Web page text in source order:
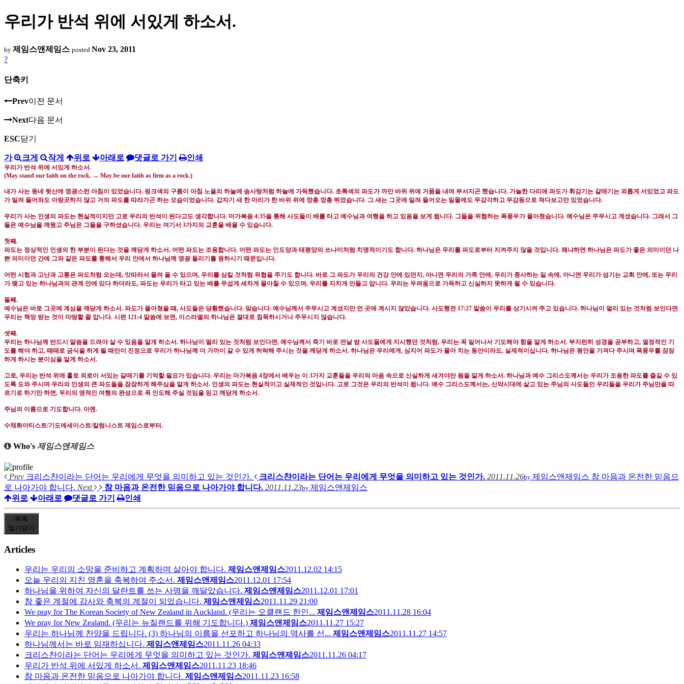
우리가 반석 위에 서있게 하소서.
by 제임스앤제임스 posted Nov 23, 2011
?
단축키
Prev이전 문서
Next다음 문서
ESC닫기
가 크게 작게 위로 아래로 댓글로 가기 인쇄
우리가 반석 위에 서있게 하소서.
(May stand our faith on the rock. → May be our faith as firm as a rock.)
내가 사는 동네 뒷산에 영광스런 아침이 있었습니다. 핑크색의 구름이 아침 노을의 하늘에 솜사탕처럼 하늘에 가득했습니다. 초록색의 파도가 까만 바위 위에 거품을 내며 부서지곤 했습니다. 가늘한 다리에 파도가 휘감기는 갈매기는 외롭게 서있었고 파도
가 밀려 들어와도 아랑곳하지 않고 거의 파도를 따라가곤 하는 모습이었습니다. 갑자기 새 한 마리가 한 바위 위에 깡총 깡총 뛰었습니다. 그 새는 그곳에 밀려 들어오는 밀물에도 무감각하고 무감동으로 쳐다보고만 있었습니다.
우리가 사는 인생의 파도는 현실적이지만 고로 우리의 반석이 된다고도 생각합니다. 마가복음 4:35을 통해 사도들이 배를 타고 예수님과 여행을 하고 있음을 보게 됩니다. 그들을 위협하는 폭풍우가 몰아쳤습니다. 예수님은 주무시고 계셨습니다. 그래서 그
들은 예수님을 깨웠고 주님은 그들을 구하셨습니다. 우리는 여기서 3가지의 교훈을 배울 수 있습니다.
첫째.
파도는 정상적인 인생의 한 부분이 된다는 것을 깨닫게 하소서. 어떤 파도는 조용합니다. 어떤 파도는 인도양과 태평양의 쓰나미처럼 치명적이기도 합니다. 하나님은 우리를 파도로부터 지켜주지 않을 것입니다. 왜냐하면 하나님은 파도가 좋은 의미이던 나
쁜 의미이던 간에 그와 같은 파도를 통해서 우리 안에서 하나님께 영광 돌리기를 원하시기 때문입니다.
어떤 시험과 고난과 고통은 파도처럼 오는데 , 잇따라서 몰려 올 수 있으며, 우리를 삼킬 것처럼 위협을 주기도 합니다. 바로 그 파도가 우리의 건강 안에 있던지 , 아니면 우리의 가족 안에 , 우리가 종사하는 일 속에 , 아니면 우리가 섬기는 교회 안에 , 또는 우리
가 맺고 있는 하나님과의 관계 안에 있다 하더라도, 파도는 우리가 타고 있는 배를 무섭게 세차게 몰아칠 수 있으며, 우리를 지치게 만들고 맙니다. 우리는 두려움으로 가득하고 신실하지 못하게 될 수 있습니다.
둘째.
예수님은 바로 그곳에 계심을 깨닫게 하소서. 파도가 몰아쳤을 때, 사도들은 당황했습니다. 맞습니다. 예수님께서 주무시고 계셨지만 먼 곳에 계시지 않았습니다. 사도행전 17:27 말씀이 우리를 상기시켜 주고 있습니다. 하나님이 멀리 있는 것처럼 보인다면
우리는 책망 받는 것이 마땅할 줄 압니다. 시편 121:4 말씀에 보면, 이스라엘의 하나님은 절대로 침묵하시거나 주무시지 않습니다.
셋째.
우리는 하나님께 반드시 말씀을 드려야 살 수 있음을 알게 하소서. 하나님이 멀리 있는 것처럼 보인다면, 예수님께서 죽기 바로 전날 밤 사도들에게 지시했던 것처럼, 우리는 꼭 일어나서 기도해야 함을 알게 하소서. 부지런히 성경을 공부하고, 열정적인 기
도를 해야 하고, 때때로 금식을 하게 될 때만이 진정으로 우리가 하나님께 더 가까이 갈 수 있게 허락해 주시는 것을 깨닫게 하소서. 하나님은 우리에게 , 심지어 파도가 몰아 치는 동안이라도, 실제적이십니다. 하나님은 평안을 가져다 주시며 폭풍우를 잠잠
하게 하시는 분이심을 알게 하소서.
고로, 우리는 반석 위에 홀로 외로이 서있는 갈매기를 기억할 필요가 있습니다. 우리는 마가복음 4장에서 배우는 이 3가지 교훈들을 우리의 마음 속으로 신실하게 새겨야만 됨을 알게 하소서. 하나님과 예수 그리스도께서는 우리가 조용한 파도를 즐길 수 있
도록 도와 주시며 우리의 인생의 큰 파도들을 잠잠하게 해주심을 알게 하소서. 인생의 파도는 현실적이고 실제적인 것입니다. 고로 그것은 우리의 반석이 됩니다. 예수 그리스도께서는, 신약시대에 살고 있는 주님의 사도들인 우리들을 우리가 주님만을 따
르기로 하기만 하면, 우리의 영적인 여행의 완성으로 꼭 인도해 주실 것임을 믿고 깨닫게 하소서.
주님의 이름으로 기도합니다. 아멘.
수채화아티스트/기도에세이스트/칼럼니스트 제임스로부터.
Who's 제임스앤제임스
Prev 크리스챤이라는 단어는 우리에게 무엇을 의미하고 있는 것인가. 크리스챤이라는 단어는 우리에게 무엇을 의미하고 있는 것인가. 2011.11.26by 제임스앤제임스 참 마음과 온전한 믿음으
로 나아가야 합니다. Next 참 마음과 온전한 믿음으로 나아가야 합니다. 2011.11.23by 제임스앤제임스
위로
아래로 댓글로 가기 인쇄
목록
열기 닫기
Articles
우리는 우리의 소망을 준비하고 계획하며 살아야 합니다. 제임스앤제임스2011.12.02 14:15
오늘 우리의 지친 영혼을 축복하여 주소서. 제임스앤제임스2011.12.01 17:54
하나님을 위하여 자신의 달란트를 쓰는 사명을 깨달았습니다. 제임스앤제임스2011.12.01 17:01
참 좋은 계절에 감사와 축복의 계절이 되었습니다. 제임스앤제임스2011.11.29 21:00
We pray for The Korean Society of New Zealand in Auckland. (우리는 오클랜드 한인... 제임스앤제임스2011.11.28 16:04
We pray for New Zealand. (우리는 뉴질랜드를 위해 기도합니다.) 제임스앤제임스2011.11.27 15:27
우리는 하나님께 찬양을 드립니다. (3) 하나님의 이름을 선포하고 하나님의 역사를 선... 제임스앤제임스2011.11.27 14:57
하나님께서는 바로 임재하십니다. 제임스앤제임스2011.11.26 04:33
크리스챤이라는 단어는 우리에게 무엇을 의미하고 있는 것인가. 제임스앤제임스2011.11.26 04:17
우리가 반석 위에 서있게 하소서. 제임스앤제임스2011.11.23 18:46
참 마음과 온전한 믿음으로 나아가야 합니다. 제임스앤제임스2011.11.23 16:58